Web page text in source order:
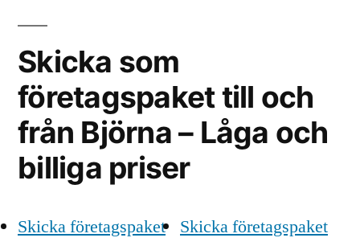
Skicka som
företagspaket till och
från Björna – Låga och
billiga priser
Skicka företagspaket
Skicka företagspaket